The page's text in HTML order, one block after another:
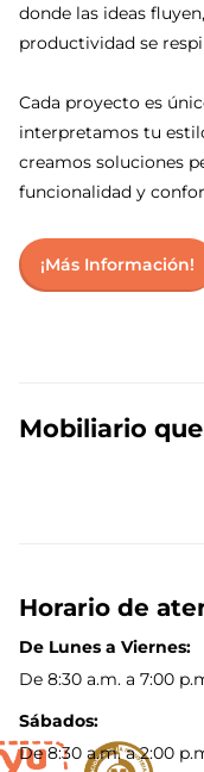
donde las ideas
productividad se
Cada proyecto es
interpretamos tu
creamos soluciones
funcionalidad y
¡Más Información!
Mobiliario
Horario de
De Lunes a Viernes:
De 8:30 a.m. a 7:00
Sábados:
De 8:30 a.m. a 2:00